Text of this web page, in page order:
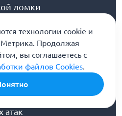
ломки
атак
технологии cookie и
Продолжая
вы соглашаетесь с
файлов Cookies.